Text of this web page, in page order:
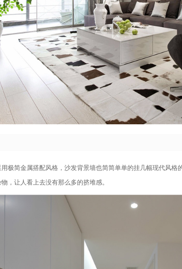
极简金属搭配风格，沙发背景墙也简简单单的挂几幅现代风格
，让人看上去没有那么多的挤堆感。